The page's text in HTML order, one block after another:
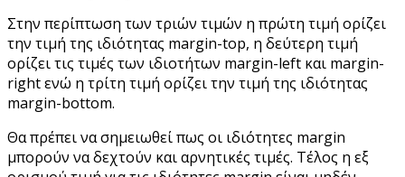
Στην περίπτωση των τριών τιμών η πρώτη τιμή ορίζει
την τιμή της ιδιότητας margin-top, η δεύτερη τιμή
ορίζει τις τιμές των ιδιοτήτων margin-left και margin-
right ενώ η τρίτη τιμή ορίζει την τιμή της ιδιότητας
margin-bottom.
Θα πρέπει να σημειωθεί πως οι ιδιότητες margin
μπορούν να δεχτούν και αρνητικές τιμές. Τέλος η εξ